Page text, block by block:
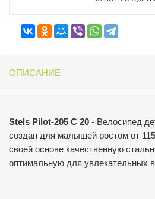
ОПИСАНИЕ
Stels Pilot-205 C 20 - Велосипед
создан для малышей ростом от
своей основе качественную
оптимальную для увлекательных